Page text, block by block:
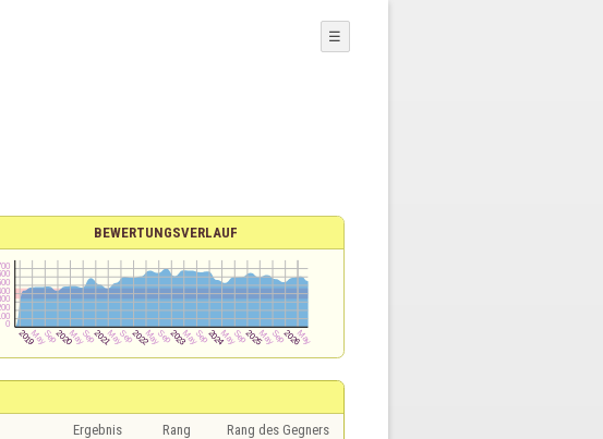
☰
BEWERTUNGSVERLAUF
Ergebnis Rang Rang des Gegners